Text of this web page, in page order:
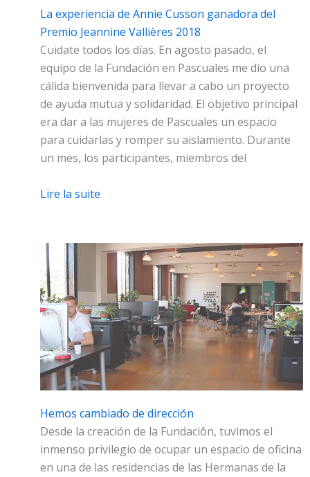
La experiencia de Annie Cusson ganadora del
Premio Jeannine Vallières 2018
Cuidate todos los días. En agosto pasado, el
equipo de la Fundación en Pascuales me dio una
cálida bienvenida para llevar a cabo un proyecto
de ayuda mutua y solidaridad. El objetivo principal
era dar a las mujeres de Pascuales un espacio
para cuidarlas y romper su aislamiento. Durante
un mes, los participantes, miembros del
Lire la suite
Hemos cambiado de dirección
Desde la creación de la Fundaciôn, tuvimos el
inmenso privilegio de ocupar un espacio de oficina
en una de las residencias de las Hermanas de la